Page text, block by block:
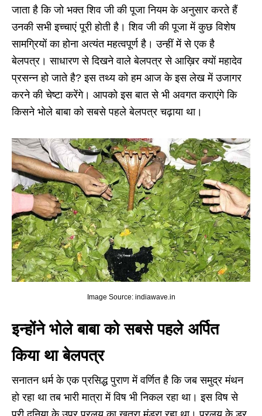
जाता है कि जो भक्त शिव जी की पूजा नियम के अनुसार करते हैं
उनकी सभी इच्चाएं पूरी होती है। शिव जी की पूजा में कुछ विशेष
सामग्रियों का होना अत्यंत महत्वपूर्ण है। उन्हीं में से एक है
बेलपत्र। साधारण से दिखने वाले बेलपत्र से आख़िर क्यों महादेव
प्रसन्न हो जाते है? इस तथ्य को हम आज के इस लेख में उजागर
करने की चेष्टा करेंगे। आपको इस बात से भी अवगत कराएंगे कि
किसने भोले बाबा को सबसे पहले बेलपत्र चढ़ाया था।
Image Source: indiawave.in
इन्होंने भोले बाबा को सबसे पहले अर्पित
किया था बेलपत्र
सनातन धर्म के एक प्रसिद्ध पुराण में वर्णित है कि जब समुद्र मंथन
हो रहा था तब भारी मात्रा में विष भी निकल रहा था। इस विष से